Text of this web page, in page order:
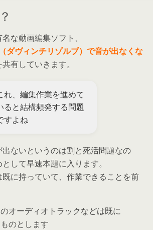
な動画編集ソフト、
ダヴィンチリゾルブ）で音が出なくな
共有していきます。
れ、編集作業を進めて
ると結構頻発する問題
すよね
ないというのは割と死活問題なの
して早速本題に入ります。
に持っていて、作業できることを前
オーディオトラックなどは既に
のとします